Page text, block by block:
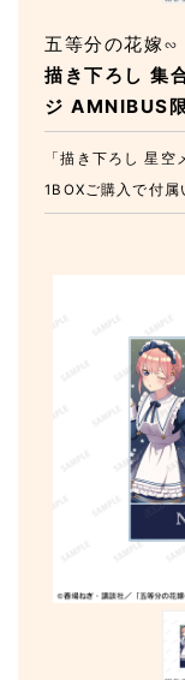
描き下ろし 集
ジ AMNIBUS
五等分の花嫁∽
「描き下ろし 星
1BOXご購入で付属